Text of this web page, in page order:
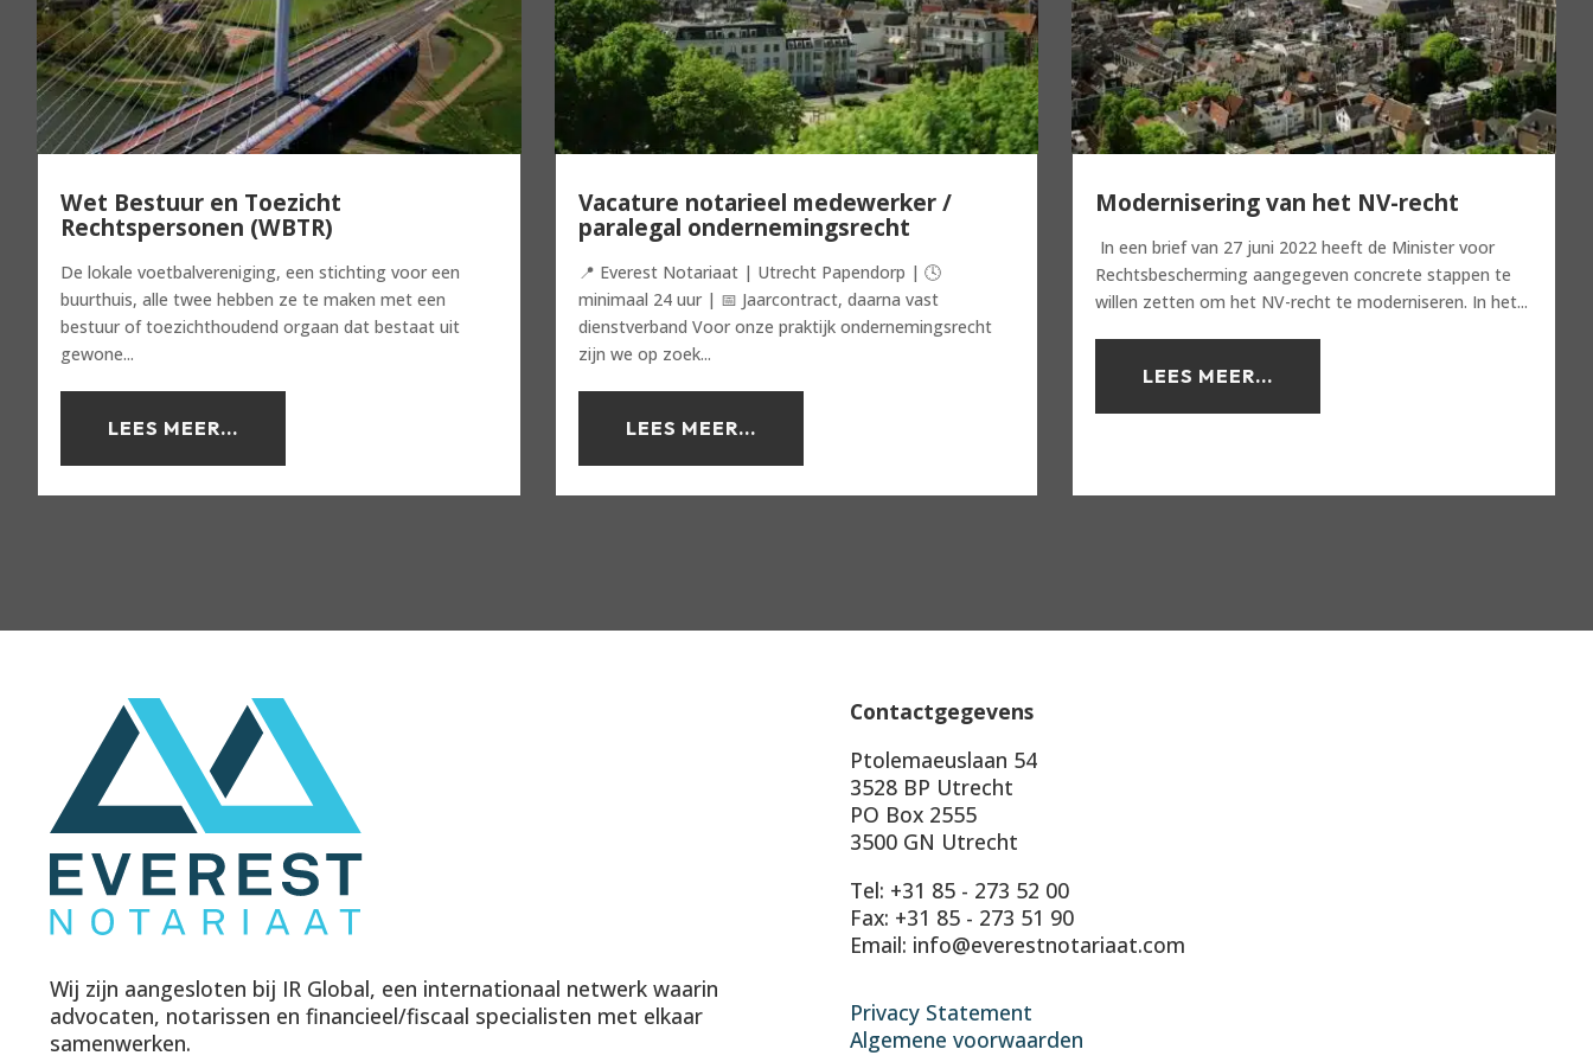
Wet Bestuur en Toezicht
Rechtspersonen (WBTR)
De lokale voetbalvereniging, een stichting voor een
buurthuis, alle twee hebben ze te maken met een
bestuur of toezichthoudend orgaan dat bestaat uit
gewone...
LEES MEER...
Vacature notarieel medewerker /
paralegal ondernemingsrecht
📍 Everest Notariaat | Utrecht Papendorp | 🕓
minimaal 24 uur | 📅 Jaarcontract, daarna vast
dienstverband Voor onze praktijk ondernemingsrecht
zijn we op zoek...
LEES MEER...
Modernisering van het NV-recht
In een brief van 27 juni 2022 heeft de Minister voor
Rechtsbescherming aangegeven concrete stappen te
willen zetten om het NV-recht te moderniseren. In het...
LEES MEER...
Wij zijn aangesloten bij IR Global, een internationaal netwerk waarin
advocaten, notarissen en financieel/fiscaal specialisten met elkaar
samenwerken.
Contactgegevens
Ptolemaeuslaan 54
3528 BP Utrecht
PO Box 2555
3500 GN Utrecht
Tel: +31 85 - 273 52 00
Fax: +31 85 - 273 51 90
Email: info@everestnotariaat.com
Privacy Statement
Algemene voorwaarden